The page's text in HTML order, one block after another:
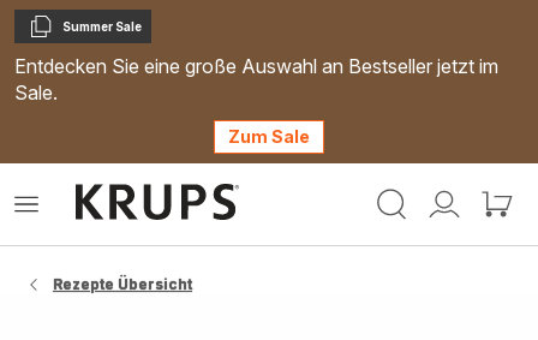
Kopieren
Summer Sale
Entdecken Sie eine große Auswahl an Bestseller jetzt im
Sale.
Zum Sale
Mein
Mein
Das
Rezepte Übersicht